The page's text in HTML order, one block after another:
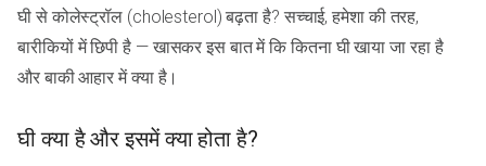
घी से कोलेस्ट्रॉल (cholesterol) बढ़ता है? सच्चाई, हमेशा की तरह,
बारीकियों में छिपी है — खासकर इस बात में कि कितना घी खाया जा रहा है
और बाकी आहार में क्या है।
घी क्या है और इसमें क्या होता है?